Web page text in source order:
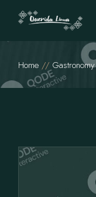
Home Gastronomy